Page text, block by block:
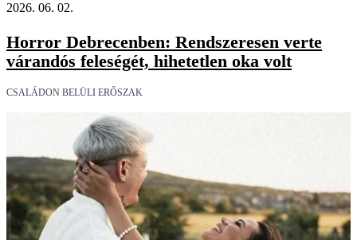
2026. 06. 02.
Horror Debrecenben: Rendszeresen verte
várandós feleségét, hihetetlen oka volt
CSALÁDON BELÜLI ERŐSZAK